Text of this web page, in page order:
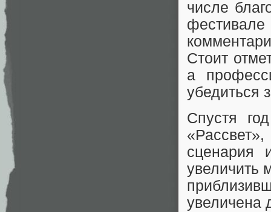
числе
Стоит
а
убедиться
Спустя
сценария
увеличить
увеличена